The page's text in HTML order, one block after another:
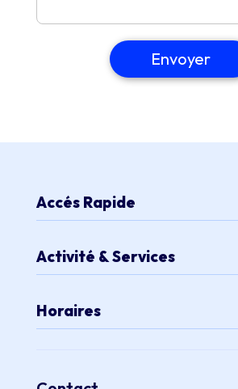
Envoyer
Accés Rapide
Activité & Services
Horaires